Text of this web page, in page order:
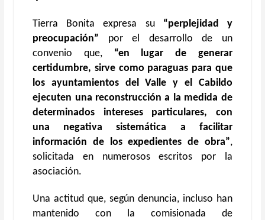
Tierra Bonita expresa su “perplejidad y
preocupación” por el desarrollo de un
convenio que, “en lugar de generar
certidumbre, sirve como paraguas para que
los ayuntamientos del Valle y el Cabildo
ejecuten una reconstrucción a la medida de
determinados intereses particulares, con
una negativa sistemática a facilitar
información de los expedientes de obra”,
solicitada en numerosos escritos por la
asociación.
Una actitud que, según denuncia, incluso han
mantenido con la comisionada de